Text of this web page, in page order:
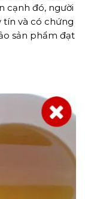
cạnh đó, người
tín và có chứng
sản phẩm đạt